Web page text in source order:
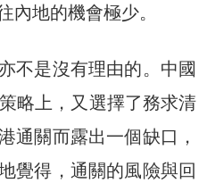
內地的機會極少。
不是沒有理由的。中國
略上，又選擇了務求清
通關而露出一個缺口，
覺得，通關的風險與回